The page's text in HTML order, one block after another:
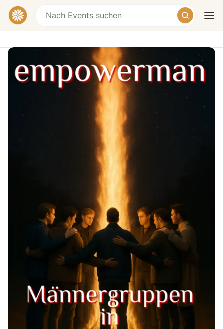
Wochenende
empowerman - Männergruppen
Freiburg
Freiburg im Breisgau, Germany
Fortlaufende wöchentliche Männergruppe in Freiburg
Jede Woche einen Abend "unter Männern" zu sein in
einem geschützten Raum und echten Kontakt
miteinander erleben - das ist ein starker Weg zu dir
selbst. Hier erlebst du, wie es ist, wahrgenommen und
unterstützt zu werden. Du erfährst, wie bereichernd es
ist, von anderen Männern wirklich gesehen zu werden
– von Männern, die dich ermutigen, dein volles
Potenzial zu entfalten und die dir helfen, wachsam zu
sein und deinem Leben die stimmige Richtung zu
geben.
Zur Zeit jeden Donnerstag